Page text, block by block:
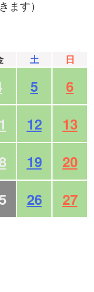
ます）
土 日
5
6
12
13
19
20
26
27